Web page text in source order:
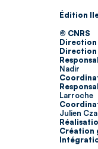
Édition
© CNRS
Direction
Direction
Nadir
Larroche
Julien
Création